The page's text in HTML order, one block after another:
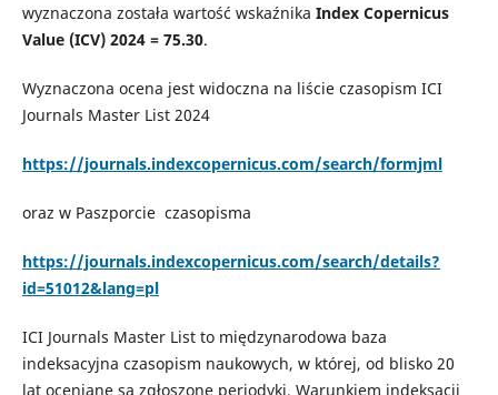
wyznaczona została wartość wskaźnika Index Copernicus
Value (ICV) 2024 = 75.30.
Wyznaczona ocena jest widoczna na liście czasopism ICI
Journals Master List 2024
https://journals.indexcopernicus.com/search/formjml
oraz w Paszporcie czasopisma
https://journals.indexcopernicus.com/search/details?
id=51012&lang=pl
ICI Journals Master List to międzynarodowa baza
indeksacyjna czasopism naukowych, w której, od blisko 20
lat oceniane są zgłoszone periodyki. Warunkiem indeksacji